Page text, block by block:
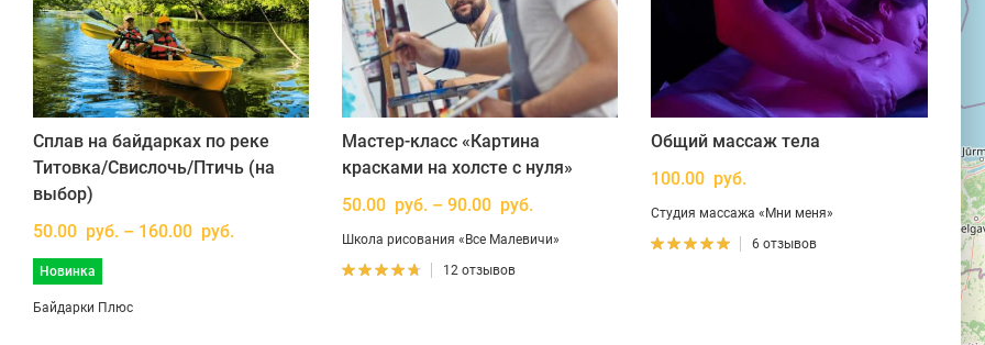
Сплав на байдарках по реке
Титовка/Свислочь/Птичь (на
выбор)
50.00 руб. – 160.00 руб.
Новинка
Байдарки Плюс
Мастер-класс «Картина
красками на холсте с нуля»
50.00 руб. – 90.00 руб.
Школа рисования «Все Малевичи»
12 отзывов
Общий массаж тела
100.00 руб.
Студия массажа «Мни меня»
6 отзывов